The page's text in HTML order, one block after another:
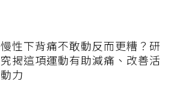
慢性下背痛不敢動反而更糟？研
究揭這項運動有助減痛、改善活
動力